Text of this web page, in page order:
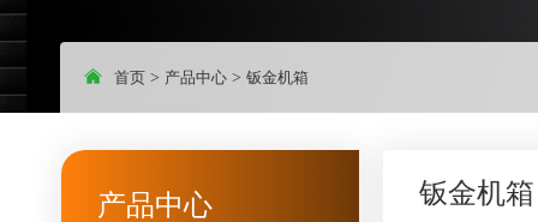
首页 > 产品中心 > 钣金机箱
产品中心 钣金机箱